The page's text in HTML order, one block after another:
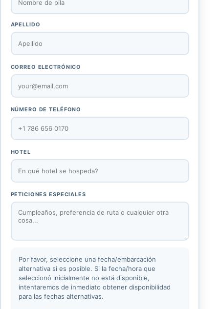
APELLIDO
CORREO ELECTRÓNICO
NÚMERO DE TELÉFONO
HOTEL
PETICIONES ESPECIALES
Por favor, seleccione una fecha/embarcación
alternativa si es posible. Si la fecha/hora que
seleccionó inicialmente no está disponible,
intentaremos de inmediato obtener disponibilidad
para las fechas alternativas.